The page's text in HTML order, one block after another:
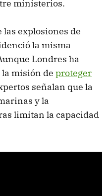
ministerios.
las explosiones de
la misma
Londres ha
la misión de proteger
señalan que la
y la
limitan la capacidad